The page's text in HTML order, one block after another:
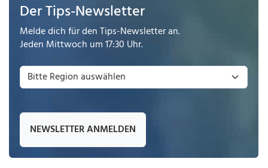
Der Tips-Newsletter
Melde dich für den Tips-Newsletter an.
Jeden Mittwoch um 17:30 Uhr.
NEWSLETTER ANMELDEN